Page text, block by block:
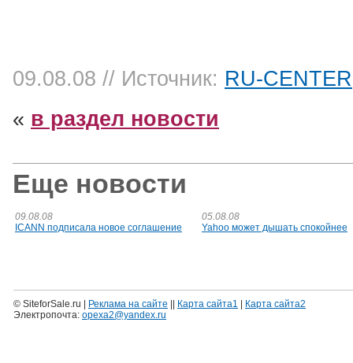
09.08.08 // Источник: RU-CENTER
« в раздел новости
Еще новости
09.08.08
ICANN подписала новое соглашение
05.08.08
Yahoo может дышать спокойнее
© SiteforSale.ru | Реклама на сайте Карта сайта1
Карта сайта2
Электропочта: opexa2@yandex.ru